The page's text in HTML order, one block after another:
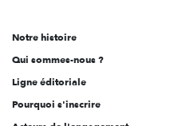
l'engagement
Notre histoire
Qui sommes-nous ?
Ligne éditoriale
Pourquoi s'inscrire